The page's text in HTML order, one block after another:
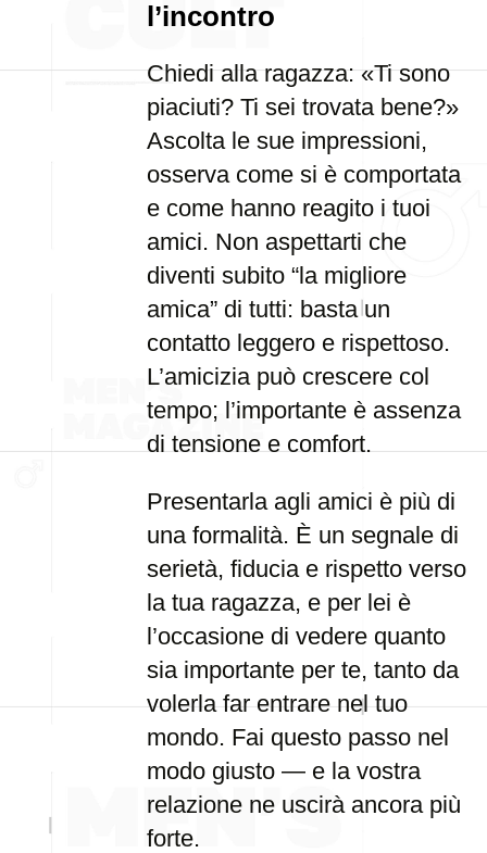
l’incontro
Chiedi alla ragazza: «Ti sono
piaciuti? Ti sei trovata bene?»
Ascolta le sue impressioni,
osserva come si è comportata
e come hanno reagito i tuoi
amici. Non aspettarti che
diventi subito “la migliore
amica” di tutti: basta un
contatto leggero e rispettoso.
L’amicizia può crescere col
tempo; l’importante è assenza
di tensione e comfort.
Presentarla agli amici è più di
una formalità. È un segnale di
serietà, fiducia e rispetto verso
la tua ragazza, e per lei è
l’occasione di vedere quanto
sia importante per te, tanto da
volerla far entrare nel tuo
mondo. Fai questo passo nel
modo giusto — e la vostra
relazione ne uscirà ancora più
forte.